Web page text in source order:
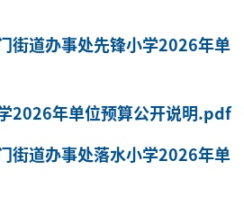
街道办事处先锋小学2026年单
2026年单位预算公开说明.pdf
街道办事处落水小学2026年单